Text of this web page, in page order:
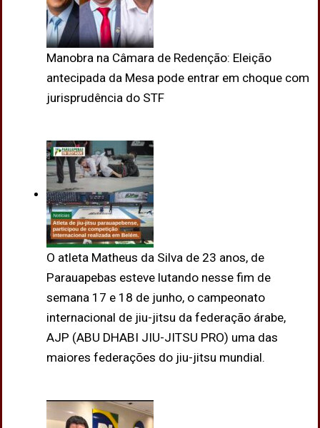
Manobra na Câmara de Redenção: Eleição
antecipada da Mesa pode entrar em choque com
jurisprudência do STF
O atleta Matheus da Silva de 23 anos, de
Parauapebas esteve lutando nesse fim de
semana 17 e 18 de junho, o campeonato
internacional de jiu-jitsu da federação árabe,
AJP (ABU DHABI JIU-JITSU PRO) uma das
maiores federações do jiu-jitsu mundial.